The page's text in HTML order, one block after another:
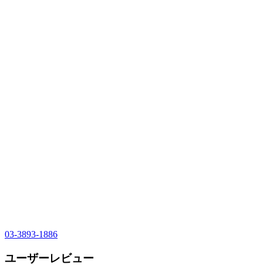
03-3893-1886
ユーザーレビュー